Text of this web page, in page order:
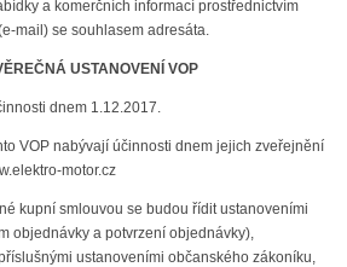
a komerčních informací prostřednictvím
mail) se souhlasem adresáta.
USTANOVENÍ VOP
dnem 1.12.2017.
VOP nabývají účinnosti dnem jejich zveřejnění
motor.cz
kupní smlouvou se budou řídit ustanoveními
objednávky a potvrzení objednávky),
ustanoveními občanského zákoníku,